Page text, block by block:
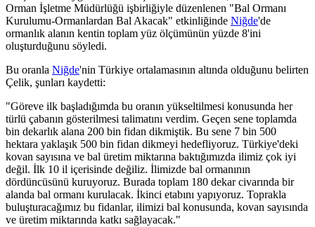
Orman İşletme Müdürlüğü işbirliğiyle düzenlenen "Bal Ormanı
Kurulumu-Ormanlardan Bal Akacak" etkinliğinde Niğde'de
ormanlık alanın kentin toplam yüz ölçümünün yüzde 8'ini
oluşturduğunu söyledi.
Bu oranla Niğde'nin Türkiye ortalamasının altında olduğunu belirten
Çelik, şunları kaydetti:
"Göreve ilk başladığımda bu oranın yükseltilmesi konusunda her
türlü çabanın gösterilmesi talimatını verdim. Geçen sene toplamda
bin dekarlık alana 200 bin fidan dikmiştik. Bu sene 7 bin 500
hektara yaklaşık 500 bin fidan dikmeyi hedefliyoruz. Türkiye'deki
kovan sayısına ve bal üretim miktarına baktığımızda ilimiz çok iyi
değil. İlk 10 il içerisinde değiliz. İlimizde bal ormanının
dördüncüsünü kuruyoruz. Burada toplam 180 dekar civarında bir
alanda bal ormanı kurulacak. İkinci etabını yapıyoruz. Toprakla
buluşturacağımız bu fidanlar, ilimizi bal konusunda, kovan sayısında
ve üretim miktarında katkı sağlayacak."